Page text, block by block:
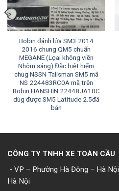
Bobin đánh lửa SM3 2014
2016 chung QM5 chuẩn
MEGANE (Lọai không viền
Nhôm sáng) Đặc biệt hiếm
chug NSSN Talisman SM5 mã
NS 224483RC0A mã trên
Bobin HANSHIN 22448JA10C
dùg được SM5 Latitude 2.5đã
bán
CÔNG TY TNHH XE TOÀN CẦU
- VP – Phường Hà Đông – Hà Nội
Hà Nội